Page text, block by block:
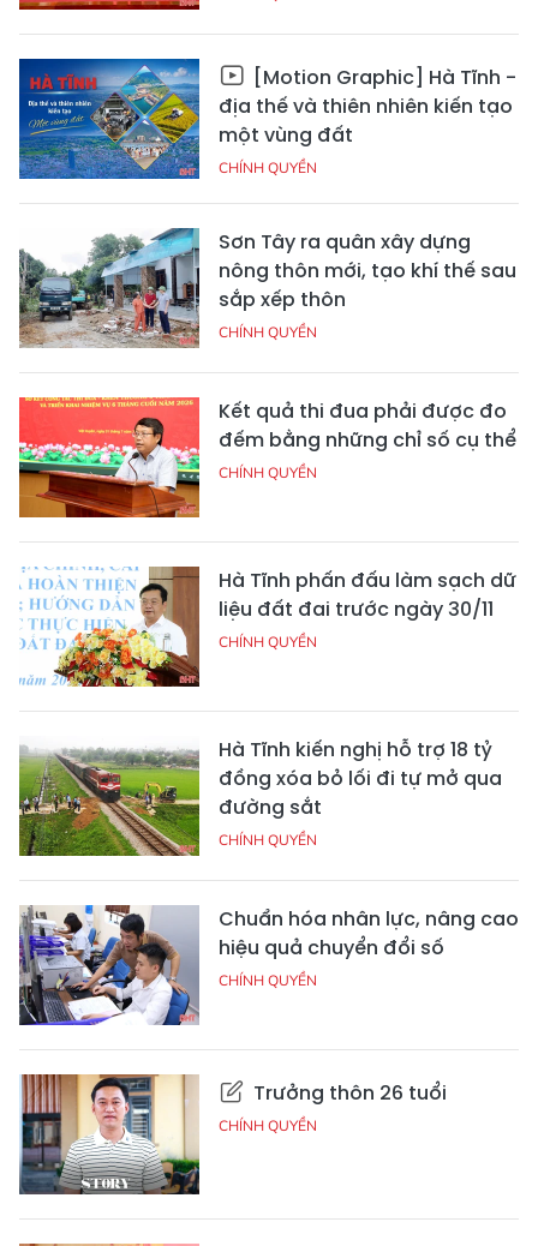
[Motion Graphic] Hà Tĩnh -
địa thế và thiên nhiên kiến tạo
một vùng đất
CHÍNH QUYỀN
Sơn Tây ra quân xây dựng
nông thôn mới, tạo khí thế sau
sắp xếp thôn
CHÍNH QUYỀN
Kết quả thi đua phải được đo
đếm bằng những chỉ số cụ thể
CHÍNH QUYỀN
Hà Tĩnh phấn đấu làm sạch dữ
liệu đất đai trước ngày 30/11
CHÍNH QUYỀN
Hà Tĩnh kiến nghị hỗ trợ 18 tỷ
đồng xóa bỏ lối đi tự mở qua
đường sắt
CHÍNH QUYỀN
Chuẩn hóa nhân lực, nâng cao
hiệu quả chuyển đổi số
CHÍNH QUYỀN
Trưởng thôn 26 tuổi
CHÍNH QUYỀN